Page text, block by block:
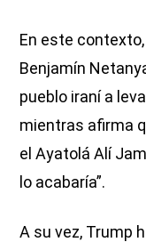
En este
Benjamín
pueblo iraní a
mientras afirma
el Ayatolá Alí
lo acabaría”.
A su vez, Trump